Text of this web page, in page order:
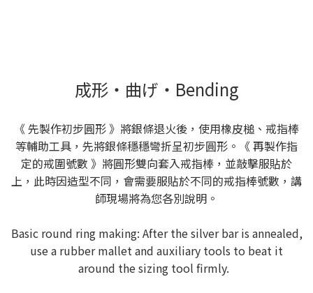
成形・曲げ・Bending
《 先製作初步圓形 》將銀條退火後，使用橡皮槌、戒指棒
等輔助工具，先將銀條穩穩彎折呈初步圓形。《 再製作指
定的戒圍號數 》將圓形雙向套入戒指棒，並敲擊服貼於
上，此時因造型不同，會需要服貼於不同的戒指棒號數，講
師現場將為您各別說明。
Basic round ring making: After the silver bar is annealed,
use a rubber mallet and auxiliary tools to beat it
around the sizing tool firmly.